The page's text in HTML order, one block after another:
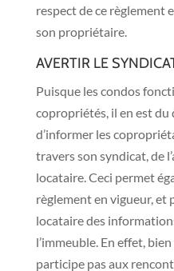
respect de ce règlement
son propriétaire.
AVERTIR LE
Puisque les condos
copropriétés, il en est
d’informer les
travers son syndicat, de
locataire. Ceci permet
règlement en vigueur, et
locataire des
l’immeuble. En effet,
participe pas aux